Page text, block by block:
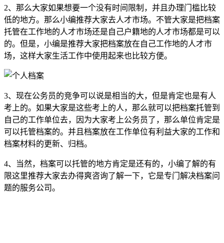
2、那么大家如果想要一个没有时间限制，并且办理门槛比较
低的地方。那么小编推荐大家去人才市场。不管大家是把档案
托管在工作地的人才市场还是自己户籍地的人才市场都是可以
的。但是，小编是推荐大家把档案放在自己工作地的人才市
场，这样大家生活工作中使用起来也比较方便。
3、现在公务员的竞争可以说是相当的大，但是肯定也是有人
考上的。如果大家是这些考上的人，那么就可以把档案托管到
自己的工作单位去，因为大家考上公务员了，那么单位肯定是
可以托管档案的。并且档案放在工作单位有利益大家的工作和
档案材料的更新、归档。
4、当然，档案可以托管的地方肯定是还有的，小编了解的有
限这里推荐大家去办得爽咨询了解一下，它是专门解决档案问
题的服务公司。